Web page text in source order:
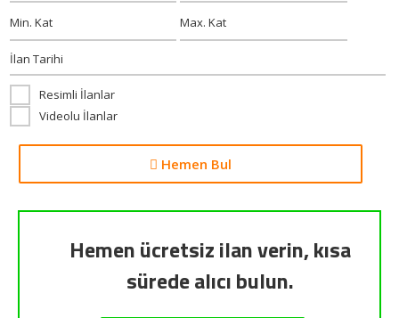
Resimli İlanlar
Videolu İlanlar
Hemen Bul
Hemen ücretsiz ilan verin, kısa
sürede alıcı bulun.